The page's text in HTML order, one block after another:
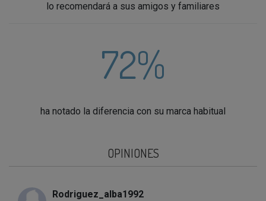
lo recomendará a sus amigos y familiares
72%
ha notado la diferencia con su marca habitual
OPINIONES
Rodriguez_alba1992